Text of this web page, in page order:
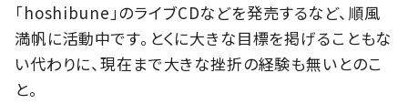
「hoshibune」のライブCDなどを発売するなど、順風
満帆に活動中です。とくに大きな目標を掲げることもな
い代わりに、現在まで大きな挫折の経験も無いとのこ
と。